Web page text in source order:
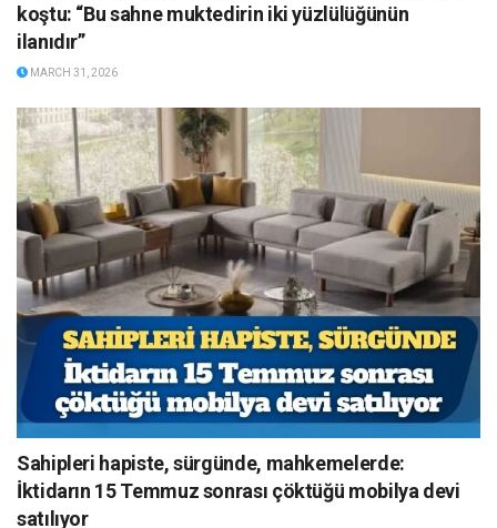
koştu: “Bu sahne muktedirin iki yüzlülüğünün
ilanıdır”
MARCH 31, 2026
Sahipleri hapiste, sürgünde, mahkemelerde:
İktidarın 15 Temmuz sonrası çöktüğü mobilya devi
satılıyor